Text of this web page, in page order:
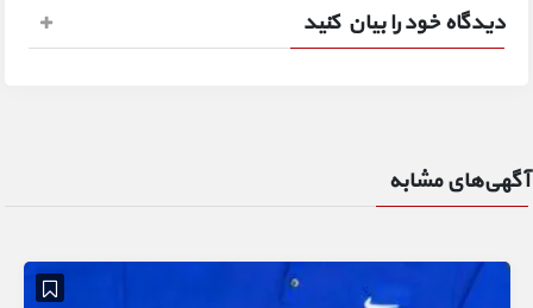
دیدگاه خود را بیان کنید
آگهی‌های مشابه